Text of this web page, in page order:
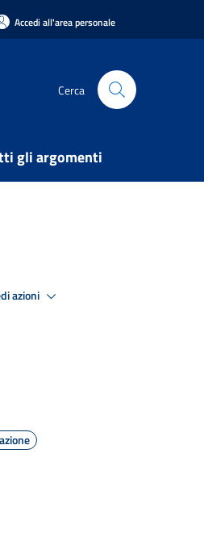
Accedi all'area personale
Cerca
gli argomenti
azioni